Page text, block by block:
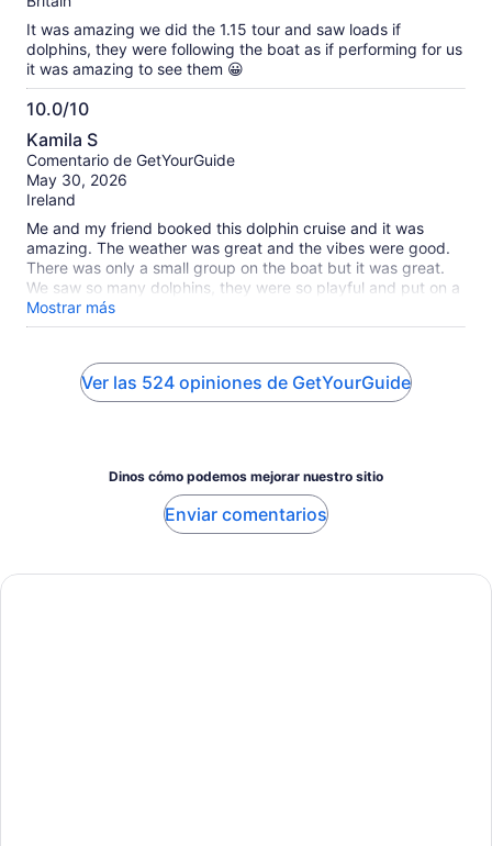
It was amazing we did the 1.15 tour and saw loads if
dolphins, they were following the boat as if performing for us
it was amazing to see them 😀
10.0/10
10.0
de
10
Kamila S
Comentario de GetYourGuide
May 30, 2026
Ireland
Me and my friend booked this dolphin cruise and it was
amazing. The weather was great and the vibes were good.
There was only a small group on the boat but it was great.
We saw so many dolphins, they were so playful and put on a
beautiful performance for us. We also got lucky and saw a
whale, the crew are really passionate about their work, you
cruise, Christian was great with us all and very attentive to
everyone’s needs, made sure everyone was comfortable and
having a good time,we had such a laugh and definitely a
Mostrar más
Ver las 524 opiniones de GetYourGuide
Dinos cómo podemos mejorar nuestro sitio
Enviar comentarios